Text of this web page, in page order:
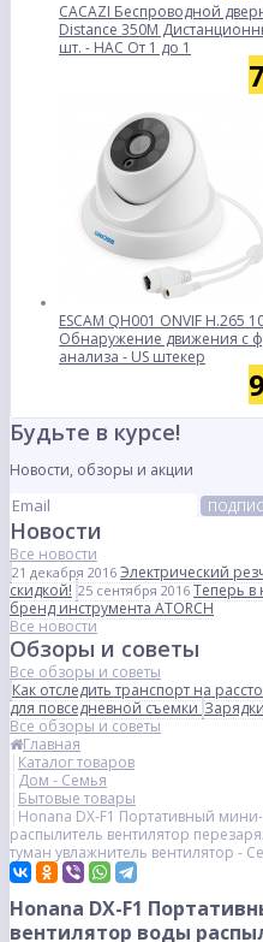
CACAZI Беспроводной
Distance 350M
шт. - НАС От 1 до 1
ESCAM QH001 ONVIF H.265
Обнаружение движения с
анализа - US штекер
Будьте в курсе!
Новости, обзоры и акции
Новости
Все новости
21 декабря 2016 Электрический
скидкой! 25 сентября 2016 Теперь в
бренд инструмента ATORCH
Все новости
Обзоры и советы
Все обзоры и советы
Как отследить транспорт на
для повседневной съемки
Все обзоры и советы
Главная
Каталог товаров
Дом - Семья
Бытовые товары
Honana DX-F1 Портативный
распылитель вентилятор
туман увлажнитель вентилятор -
Honana DX-F1
вентилятор воды